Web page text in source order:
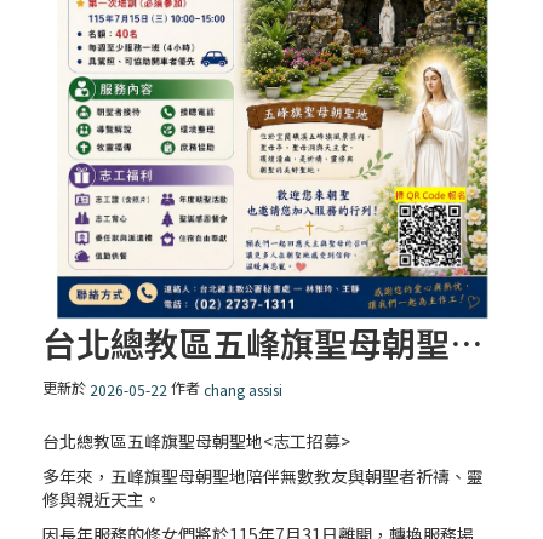
台北總教區五峰旗聖母朝聖地<志工招募>
更新於 2026-05-22 作者chang assisi
台北總教區五峰旗聖母朝聖地<志工招募>
多年來，五峰旗聖母朝聖地陪伴無數教友與朝聖者祈禱、靈
修與親近天主。
因長年服務的修女們將於115年7月31日離開，轉換服務場